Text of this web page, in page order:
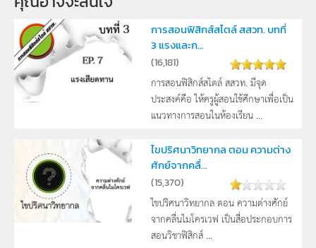
การสอนฟิสิกส์สไตล์ สสวท. บทที่
3 แรงและก...
(16,181)
การสอนฟิสิกส์สไตล์ สสวท. มีจุด
ประสงค์คือ ให้ครูผู้สอนใช้ศึกษาเพื่อเป็น
แนวทางการสอนในห้องเรียน ...
ไขปริศนาวิทยากล ตอน ความต่าง
ศักย์จากคลื่...
(15,370)
ไขปริศนาวิทยากล ตอน ความต่างศักย์
จากคลื่นไมโครเวฟ เป็นสื่อประกอบการ
สอนวิชาฟิสิกส์ ...